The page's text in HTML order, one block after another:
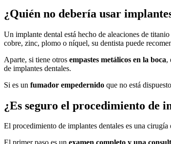
¿Quién no debería usar
Un implante dental está hecho de aleaciones de titanio
cobre, zinc, plomo o níquel, su dentista puede
Aparte, si tiene otros empastes metálicos en la boca,
de implantes dentales.
Si es un fumador empedernido que no está
¿Es seguro el procedimiento de
El procedimiento de implantes dentales es una